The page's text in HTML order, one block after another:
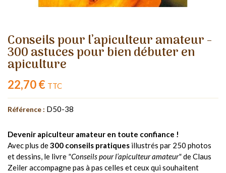
Conseils pour l’apiculteur amateur -
300 astuces pour bien débuter en
apiculture
22,70 € TTC
Référence : D50-38
Devenir apiculteur amateur en toute confiance !
Avec plus de300 conseils pratiques illustrés par 250 photos
et dessins, le livre "Conseils pour l’apiculteur amateur"de Claus
Zeiler accompagne pas à pas celles et ceux qui souhaitent